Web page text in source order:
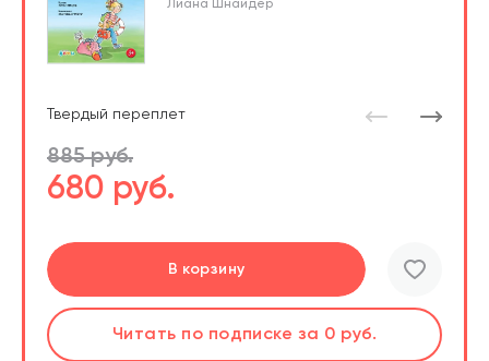
Лиана Шнайдер
Твердый переплет
885 руб.
680 руб.
В корзину
В корзине
Читать по подписке за 0 руб.
Перейти
Слушатьпо подпискеза 0 руб.